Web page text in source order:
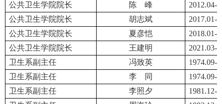
公共卫生学院院长 陈 峰
2012.04-
公共卫生学院院长
胡志斌
2017.01-
公共卫生学院院长
夏彦恺
2018.01-
公共卫生学院院长
王建明
2021.03-
卫生系副主任
冯致英
1974.09-
卫生系副主任
李 同
1974.09-
卫生系副主任
李照夕
1981.12-